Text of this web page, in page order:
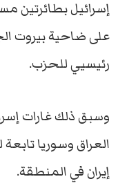
إسرائيل بطائرتين
على ضاحية بيروت
رئيسيي للحزب.
وسبق ذلك غارات
العراق وسوريا
إیران في المنطقة.